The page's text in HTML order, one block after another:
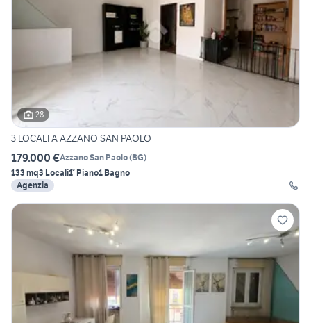
28
3 LOCALI A AZZANO SAN PAOLO
179.000 €Azzano San Paolo(BG)
133 mq3 Locali1° Piano1 Bagno
Agenzia